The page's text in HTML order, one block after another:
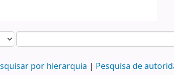
por hierarquia Pesquisa de